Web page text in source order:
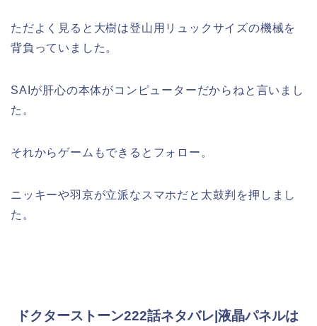
ただよく見ると大樹は登山用リュックサイズの機械を
背負っていました。
SAIが肝心の本体がコンピューターだからねと言いまし
た。
それからゲームもできるとフォロー。
ニッキーや羽京が立派なスマホだと太鼓判を押しまし
た。
ドクターストーン222話ネタバレ|液晶パネルは